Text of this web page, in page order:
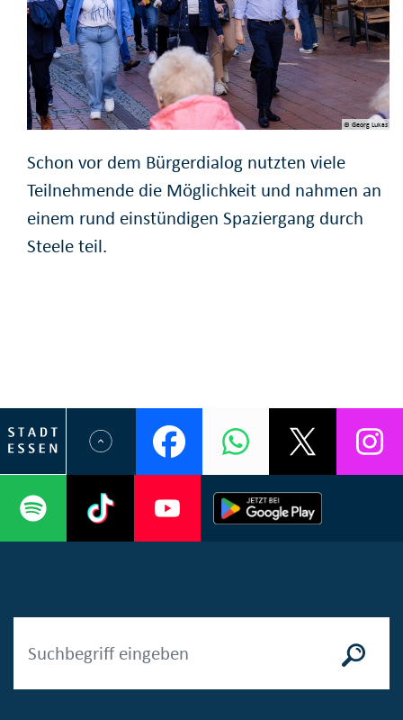
© Georg Lukas
Schon vor dem Bürgerdialog nutzten viele
Teilnehmende die Möglichkeit und nahmen an
einem rund einstündigen Spaziergang durch
Steele teil.